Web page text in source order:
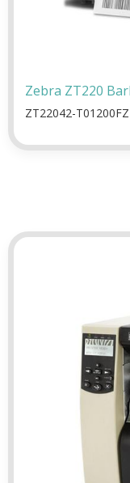
Zebra ZT220
ZT22042-T01200FZ